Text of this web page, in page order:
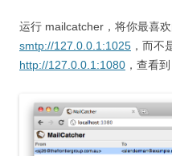
运行 mailcatcher，将你最喜
smtp://127.0.0.1:1025 ，而不
http://127.0.0.1:1080 ，查看